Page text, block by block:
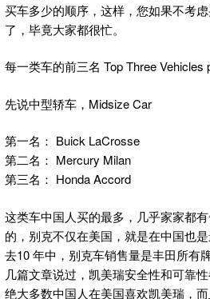
买车多少的顺序，这样，您如果不考
了，毕竟大家都很忙。
每一类车的前三名 Top Three Vehicles
先说中型轿车，Midsize Car
第一名： Buick LaCrosse
第二名： Mercury Milan
第三名： Honda Accord
这类车中国人买的最多，几乎家家都
的，别克不仅在美国，就是在中国也
去10 年中，别克车销售量是丰田所有
几篇文章说过，凯美瑞安全性和可靠
绝大多数中国人在美国喜欢凯美瑞，